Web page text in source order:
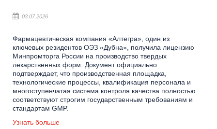
03.07.2026
Фармацевтическая компания «Алтегра», один из
ключевых резидентов ОЭЗ «Дубна», получила лицензию
Минпромторга России на производство твердых
лекарственных форм. Документ официально
подтверждает, что производственная площадка,
технологические процессы, квалификация персонала и
многоступенчатая система контроля качества полностью
соответствуют строгим государственным требованиям и
стандартам GMP.
Узнать больше